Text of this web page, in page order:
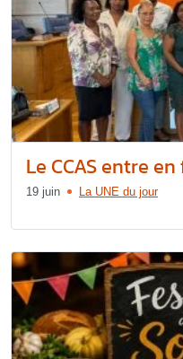
Le CCAS entre
19 juin La UNE du jour